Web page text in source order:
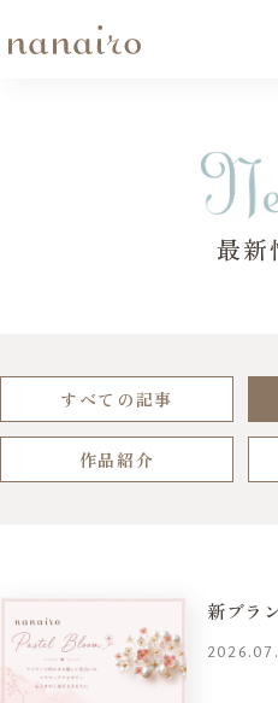
最新
すべての記事
作品紹介
新ブラ